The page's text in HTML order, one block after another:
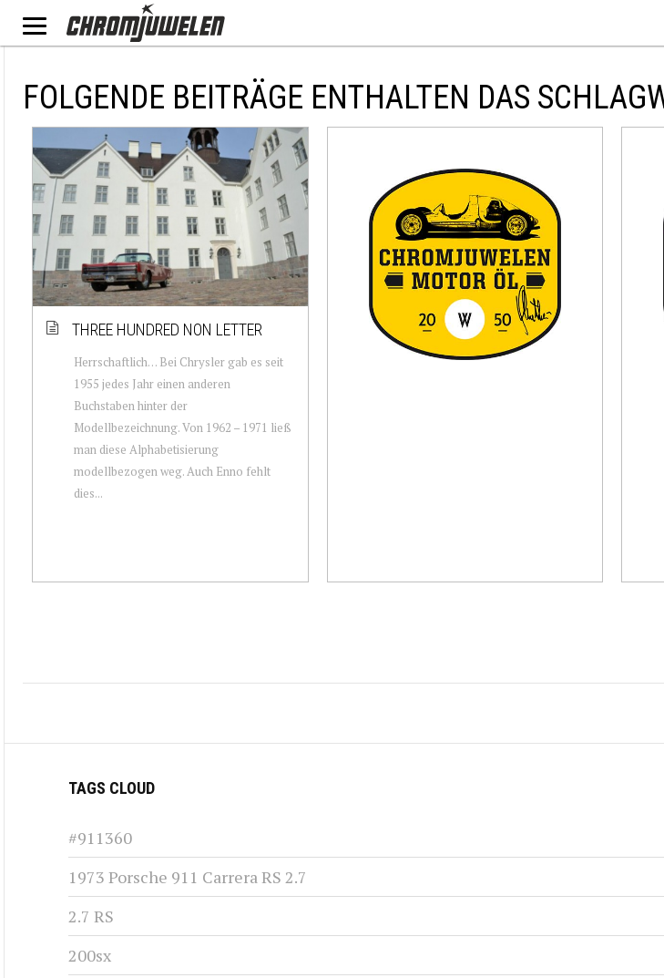
FOLGENDE BEITRÄGE ENTHALTEN DAS
THREE HUNDRED NON LETTER
Herrschaftlich… Bei Chrysler gab es seit
1955 jedes Jahr einen anderen
Buchstaben hinter der
Modellbezeichnung. Von 1962 – 1971 ließ
man diese Alphabetisierung
modellbezogen weg. Auch Enno fehlt
dies...
TAGS CLOUD
#911360
1973 Porsche 911 Carrera RS 2.7
2.7 RS
200sx